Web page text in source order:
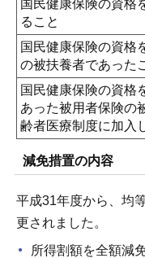
国民健康保険の資格
ること
国民健康保険の資格
の被扶養者であった
国民健康保険の資格
あった被用者保険の
齢者医療制度に加入
減免措置の内容
平成31年度から、均
更されました。
所得割額を全額減